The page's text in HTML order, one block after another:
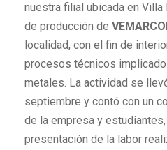
nuestra filial ubicada en
de producción de
localidad, con el fin de
procesos técnicos
metales. La actividad se
septiembre y contó con un
de la empresa y
presentación de la labor